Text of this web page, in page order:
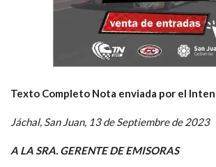
Texto Completo Nota enviada por el
Jáchal, San Juan, 13 de Septiembre de 2023
A LA SRA. GERENTE DE EMISORAS